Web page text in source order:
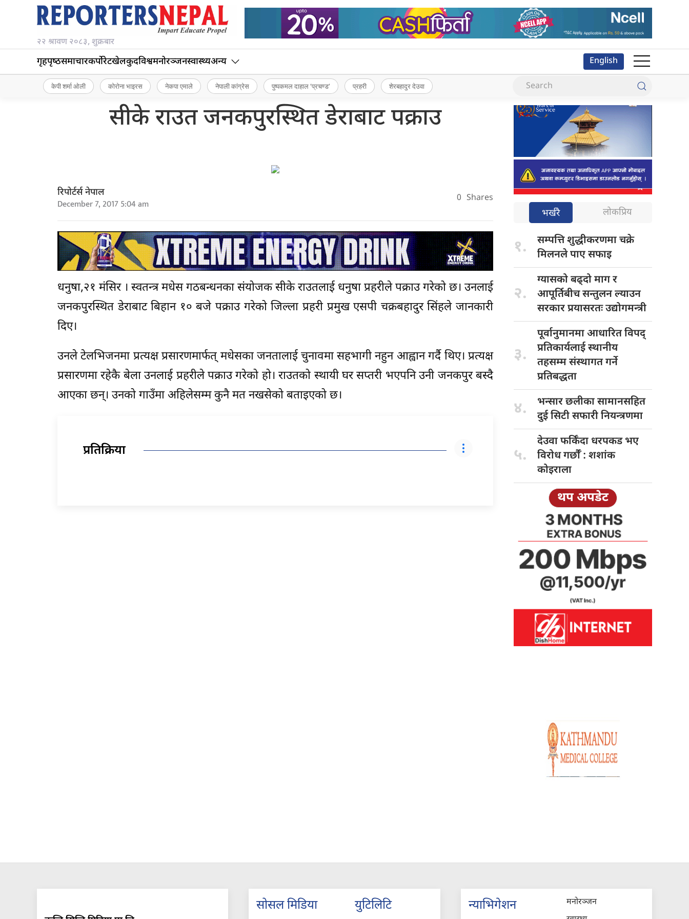
२२ श्रावण २०८३, शुक्रबार
गृहपृष्‍ठसमाचारकर्पोरेटखेलकुदविश्वमनोरञ्जनस्वास्थ्यअन्य English
केपी शर्मा ओली कोरोना भाइरस नेकपा एमाले नेपाली कांग्रेस पुष्पकमल दाहाल ‘प्रचण्ड’ प्रहरी शेरबहादुर देउवा
सीके राउत जनकपुरस्थित डेराबाट पक्राउ
रिपोर्टर्स नेपाल
December 7, 2017 5:04 am 0 Shares
धनुषा,२१ मंसिर । स्वतन्त्र मधेस गठबन्धनका संयोजक सीके राउतलाई धनुषा प्रहरीले पक्राउ गरेको छ। उनलाई
जनकपुरस्थित डेराबाट बिहान १० बजे पक्राउ गरेको जिल्ला प्रहरी प्रमुख एसपी चक्रबहादुर सिंहले जानकारी
दिए।
उनले टेलभिजनमा प्रत्यक्ष प्रसारणमार्फत् मधेसका जनतालाई चुनावमा सहभागी नहुन आह्वान गर्दै थिए। प्रत्यक्ष
प्रसारणमा रहेकै बेला उनलाई प्रहरीले पक्राउ गरेको हो। राउतको स्थायी घर सप्तरी भएपनि उनी जनकपुर बस्दै
आएका छन्। उनको गाउँमा अहिलेसम्म कुनै मत नखसेको बताइएको छ।
प्रतिक्रिया
भर्खरै लोकप्रिय
१. सम्पत्ति शुद्धीकरणमाचक्रे
मिलनले पाए सफाइ
२.
ग्यासको बढ्दोमाग र
आपूर्तिबीच सन्तुलन ल्याउन
सरकार प्रयासरतः उद्योगमन्त्री
३.
पूर्वानुमानमा आधारितविपद्
प्रतिकार्यलाई स्थानीय
तहसम्म संस्थागत गर्ने
प्रतिबद्धता
४. भन्सार छलीकासामानसहित
दुई सिटी सफारी नियन्त्रणमा
५.
देउवा फर्किँदा धरपकड भए
विरोध गर्छौँं : शशांक
कोइराला
थप अपडेट
सोसल मिडिया युटिलिटि न्याभिगेशन
मनोरञ्जन